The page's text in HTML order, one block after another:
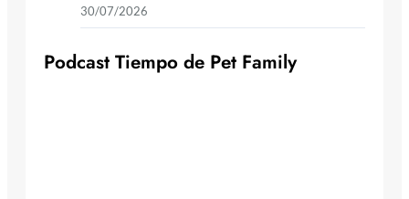
30/07/2026
Podcast Tiempo de Pet Family